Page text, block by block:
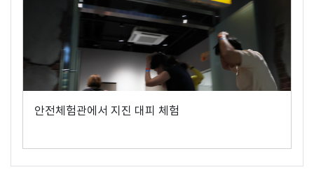
안전체험관에서 지진 대피 체험